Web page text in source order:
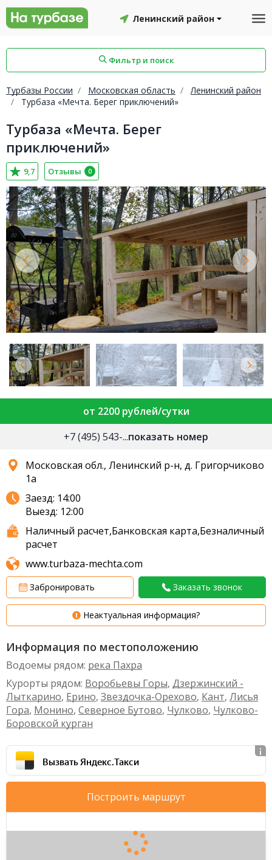
Ленинский район
Фильтр и поиск
Турбазы России Московская область
Ленинский район
Турбаза «Мечта. Берег приключений»
Турбаза «Мечта. Берег
приключений»
9,7 Отзывы 0
от 2200 рублей/сутки
+7 (495) 543-...показать номер
Московская обл., Ленинский р-н, д. Григорчиково
1а
Заезд: 14:00
Выезд: 12:00
Наличный расчет,Банковская карта,Безналичный
расчет
www.turbaza-mechta.com
Забронировать Заказать звонок
Неактуальная информация?
Информация по местоположению
Водоемы рядом: река Пахра
Курорты рядом: Воробьевы Горы, Дзержинский -
Лыткарино, Ерино, Звездочка-Орехово, Кант, Лисья
Гора, Монино, Северное Бутово, Чулково, Чулково-
Боровской курган
Вызвать Яндекс.Такси
Построить маршрут
Смоленский район Топчихинский район
Красноборский район
Онежский район
Северодвинск Устьянский район